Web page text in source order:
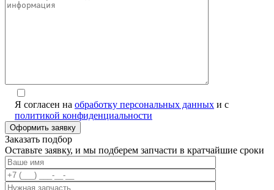
Я согласен на обработку персональных данных и с
политикой конфиденциальности
Заказать подбор
Оставьте заявку, и мы подберем запчасти в кратчайшие сроки